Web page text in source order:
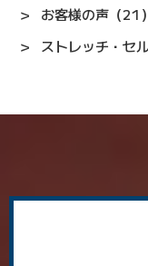
お客様の声（21）
ストレッチ・セ